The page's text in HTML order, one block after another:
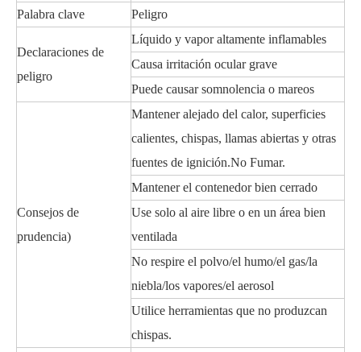
Palabra clave Peligro
Declaraciones de
peligro
Líquido y vapor altamente inflamables
Causa irritación ocular grave
Puede causar somnolencia o mareos
Consejos de
prudencia)
Mantener alejado del calor, superficies
calientes, chispas, llamas abiertas y otras
fuentes de ignición.No Fumar.
Mantener el contenedor bien cerrado
Use solo al aire libre o en un área bien
ventilada
No respire el polvo/el humo/el gas/la
niebla/los vapores/el aerosol
Utilice herramientas que no produzcan
chispas.